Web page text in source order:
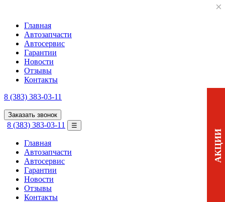
Главная
Автозапчасти
Автосервис
Гарантии
Новости
Отзывы
Контакты
8 (383) 383-03-11
Заказать звонок
8 (383) 383-03-11 ☰
Главная
Автозапчасти
Автосервис
Гарантии
Новости
Отзывы
Контакты
×
АКЦИИ